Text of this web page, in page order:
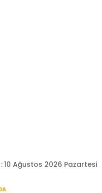
:10 Ağustos 2026 Pazartesi